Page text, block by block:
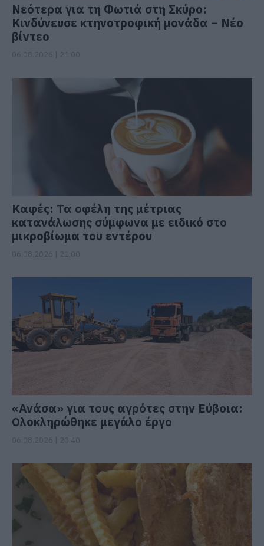
Νεότερα για τη Φωτιά στη Σκύρο:
Κινδύνευσε κτηνοτροφική μονάδα – Νέο
βίντεο
Καφές: Τα οφέλη της μέτριας
κατανάλωσης σύμφωνα με ειδικό στο
μικροβίωμα του εντέρου
«Ανάσα» για τους αγρότες στην Εύβοια:
Ολοκληρώθηκε μεγάλο έργο